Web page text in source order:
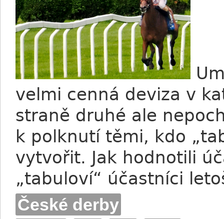
velmi cenná deviza v
straně druhé ale
k polknutí těmi, kdo
vytvořit. Jak hodnotili
„tabuloví“ účastníci
České derby